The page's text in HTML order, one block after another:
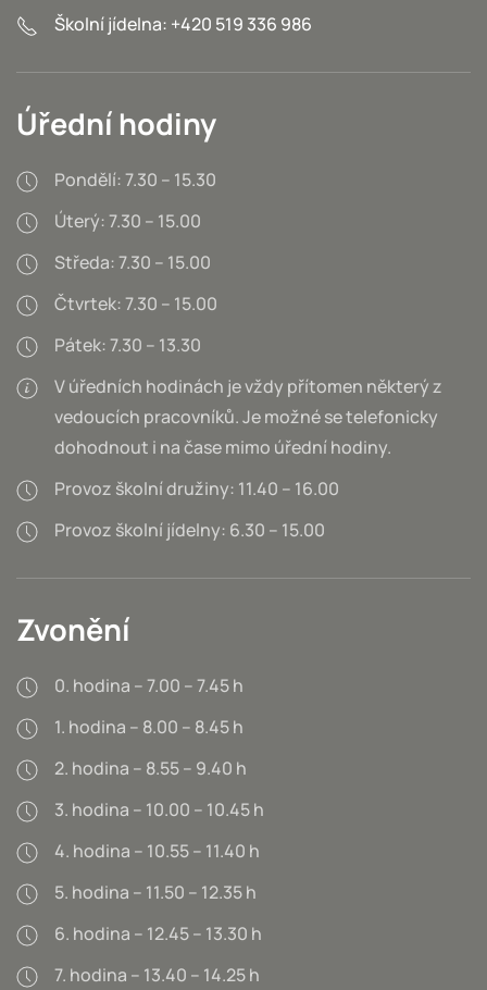
Školní jídelna: +420 519 336 986
Úřední hodiny
Pondělí: 7.30 – 15.30
Úterý: 7.30 – 15.00
Středa: 7.30 – 15.00
Čtvrtek: 7.30 – 15.00
Pátek: 7.30 – 13.30
V úředních hodinách je vždy přítomen některý z
vedoucích pracovníků. Je možné se telefonicky
dohodnout i na čase mimo úřední hodiny.
Provoz školní družiny: 11.40 – 16.00
Provoz školní jídelny: 6.30 – 15.00
Zvonění
0. hodina – 7.00 – 7.45 h
1. hodina – 8.00 – 8.45 h
2. hodina – 8.55 – 9.40 h
3. hodina – 10.00 – 10.45 h
4. hodina – 10.55 – 11.40 h
5. hodina – 11.50 – 12.35 h
6. hodina – 12.45 – 13.30 h
7. hodina – 13.40 – 14.25 h